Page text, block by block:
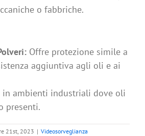
o fabbriche.
Offre protezione simile a
aggiuntiva agli oli e ai
in ambienti industriali dove oli
presenti.
21st, 2023 | Videosorveglianza